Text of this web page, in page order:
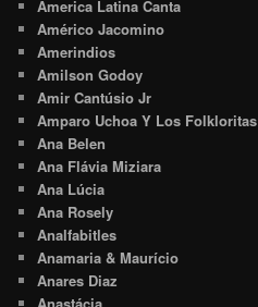
America Latina Canta
Américo Jacomino
Amerindios
Amilson Godoy
Amir Cantúsio Jr
Amparo Uchoa Y Los Folkloritas
Ana Belen
Ana Flávia Miziara
Ana Lúcia
Ana Rosely
Analfabitles
Anamaria & Maurício
Anares Diaz